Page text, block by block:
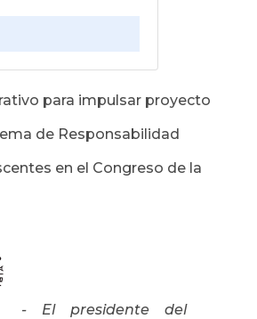
para impulsar proyecto
de Responsabilidad
en el Congreso de la
- El presidente del